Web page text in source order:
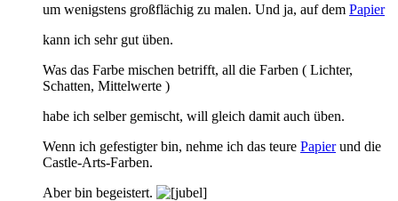
um wenigstens großflächig zu malen. Und ja, auf dem Papier
kann ich sehr gut üben.
Was das Farbe mischen betrifft, all die Farben ( Lichter,
Schatten, Mittelwerte )
habe ich selber gemischt, will gleich damit auch üben.
Wenn ich gefestigter bin, nehme ich das teure Papierund die
Castle-Arts-Farben.
Aber bin begeistert.